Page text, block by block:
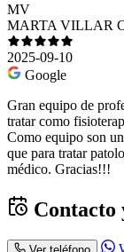
MV
MARTA VILLAR
2025-09-10
Google
Gran equipo de
tratar como
Como equipo son
que para tratar
médico. Gracias!!!